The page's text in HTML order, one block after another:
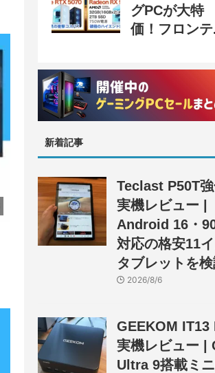
グPCが大特
価！フロンテ
SALE』開催
セール情報ま
め
新着記事
Teclast P50T
実機レビュー |
Android 16・
対応の格安11
タブレットを
2026/8/6
GEEKOM IT13
実機レビュー |
Ultra 9搭載ミ